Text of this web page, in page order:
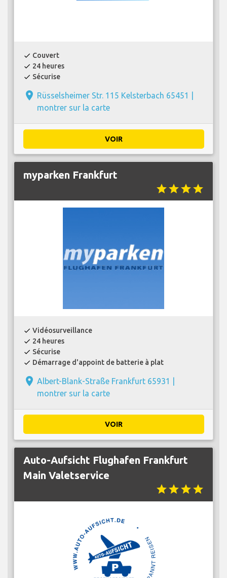
check Couvert
check 24 heures
check Sécurise
place Rüsselsheimer Str. 115 Kelsterbach 65451 |
montrer sur la carte
VOIR
myparken Frankfurt
starstarstarstar
check Vidéosurveillance
check 24 heures
check Sécurise
check Démarrage d'appoint de batterie à plat
place Albert-Blank-Straße Frankfurt 65931 |
montrer sur la carte
VOIR
Auto-Aufsicht Flughafen Frankfurt
Main Valetservice
starstarstarstar